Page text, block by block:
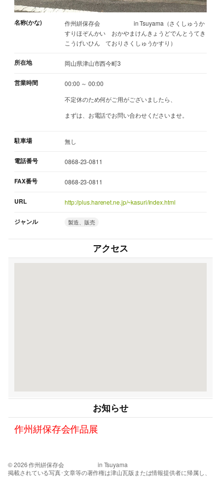
名称(かな)
作州絣保存会 in Tsuyama（さくしゅうか
すりほぞんかい おかやまけんきょうどでんとうてき
こうげいひん ておりさくしゅうかすり）
所在地 岡山県津山市西今町3
営業時間
00:00 ～ 00:00
不定休のため何がご用がございましたら、
まずは、お電話でお問い合わせくださいませ。
駐車場 無し
電話番号 0868-23-0811
FAX番号 0868-23-0811
URL http://plus.harenet.ne.jp/~kasuri/index.html
ジャンル 製造、販売
アクセス
お知らせ
作州絣保存会作品展
© 2026 作州絣保存会 in Tsuyama
掲載されている写真･文章等の著作権は津山瓦版または情報提供者に帰属し、